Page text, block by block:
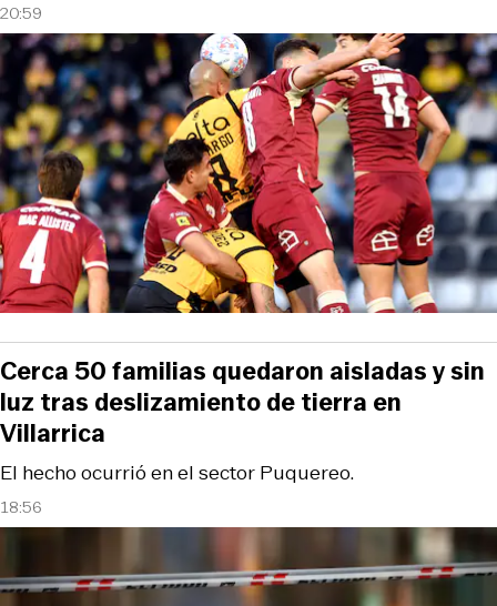
20:59
18:56
El hecho ocurrió en el sector Puquereo.
Cerca 50 familias quedaron aisladas y sin
luz tras deslizamiento de tierra en
Villarrica